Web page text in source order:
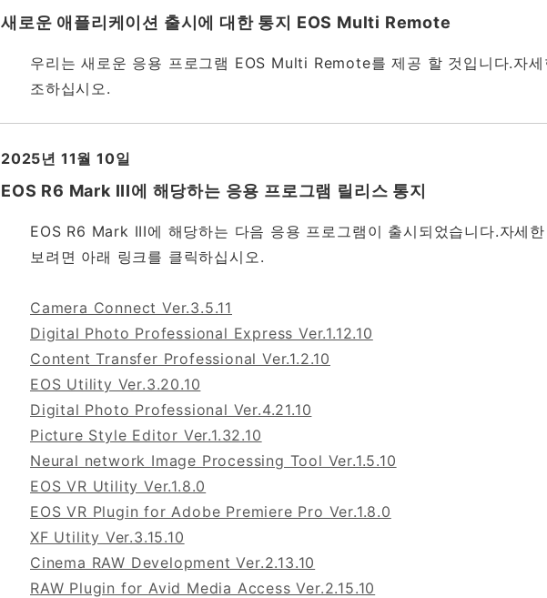
새로운 애플리케이션 출시에 대한 통지 EOS Multi Remote
우리는 새로운 응용 프로그램 EOS Multi Remote를 제공 할 것입니다.자세
조하십시오.
2025년 11월 10일
EOS R6 Mark III에 해당하는 응용 프로그램 릴리스 통지
EOS R6 Mark III에 해당하는 다음 응용 프로그램이 출시되었습니다.자세
보려면 아래 링크를 클릭하십시오.
Camera Connect Ver.3.5.11
Digital Photo Professional Express Ver.1.12.10
Content Transfer Professional Ver.1.2.10
EOS Utility Ver.3.20.10
Digital Photo Professional Ver.4.21.10
Picture Style Editor Ver.1.32.10
Neural network Image Processing Tool Ver.1.5.10
EOS VR Utility Ver.1.8.0
EOS VR Plugin for Adobe Premiere Pro Ver.1.8.0
XF Utility Ver.3.15.10
Cinema RAW Development Ver.2.13.10
RAW Plugin for Avid Media Access Ver.2.15.10